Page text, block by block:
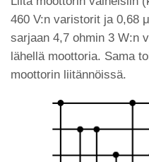
460 V:n varistorit ja 0,68
sarjaan 4,7 ohmin 3 W:n
lähellä moottoria. Sama
moottorin liitännöissä.